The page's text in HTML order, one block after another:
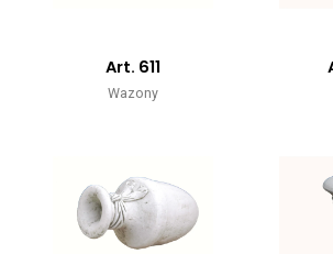
Art. 611
Wazony